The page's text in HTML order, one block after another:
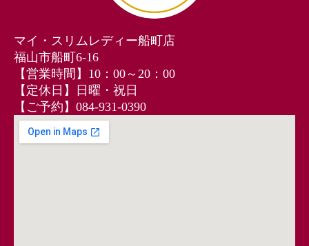
マイ・スリムレディー船町店
福山市船町6-16
【営業時間】10：00～20：00
【定休日】日曜・祝日
【ご予約】084-931-0390